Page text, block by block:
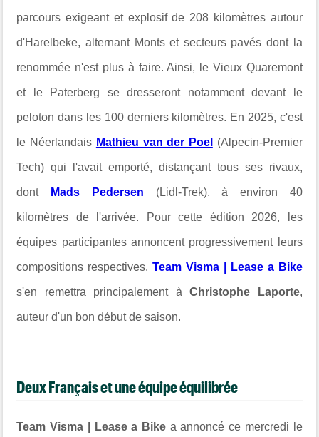
parcours exigeant et explosif de 208 kilomètres autour
d'Harelbeke, alternant Monts et secteurs pavés dont la
renommée n'est plus à faire. Ainsi, le Vieux Quaremont
et le Paterberg se dresseront notamment devant le
peloton dans les 100 derniers kilomètres. En 2025, c'est
le Néerlandais Mathieu van der Poel (Alpecin-Premier
Tech) qui l'avait emporté, distançant tous ses rivaux,
dont Mads Pedersen (Lidl-Trek), à environ 40
kilomètres de l'arrivée. Pour cette édition 2026, les
équipes participantes annoncent progressivement leurs
compositions respectives.Team Visma | Lease a Bike
s'en remettra principalement àChristophe Laporte,
auteur d'un bon début de saison.
Deux Français et une équipe équilibrée
Team Visma | Lease a Bike a annoncé ce mercredi le